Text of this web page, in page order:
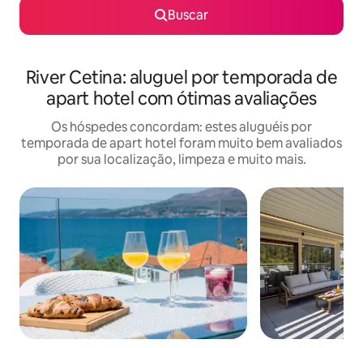
Buscar
River Cetina: aluguel por temporada de
apart hotel com ótimas avaliações
Os hóspedes concordam: estes aluguéis por
temporada de apart hotel foram muito bem avaliados
por sua localização, limpeza e muito mais.